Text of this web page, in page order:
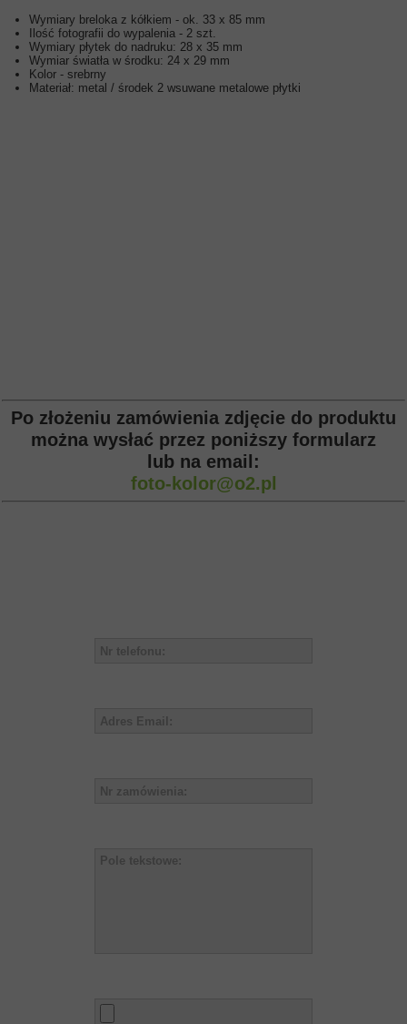
Po złożeniu zamówienia zdjęcie do produktu
można wysłać przez poniższy formularz
lub na email:
foto-kolor@o2.pl
Wymiary breloka z kółkiem - ok. 33 x 85 mm
Ilość fotografii do wypalenia - 2 szt.
Wymiary płytek do nadruku: 28 x 35 mm
Wymiar światła w środku: 24 x 29 mm
Kolor - srebrny
Materiał: metal / środek 2 wsuwane metalowe płytki